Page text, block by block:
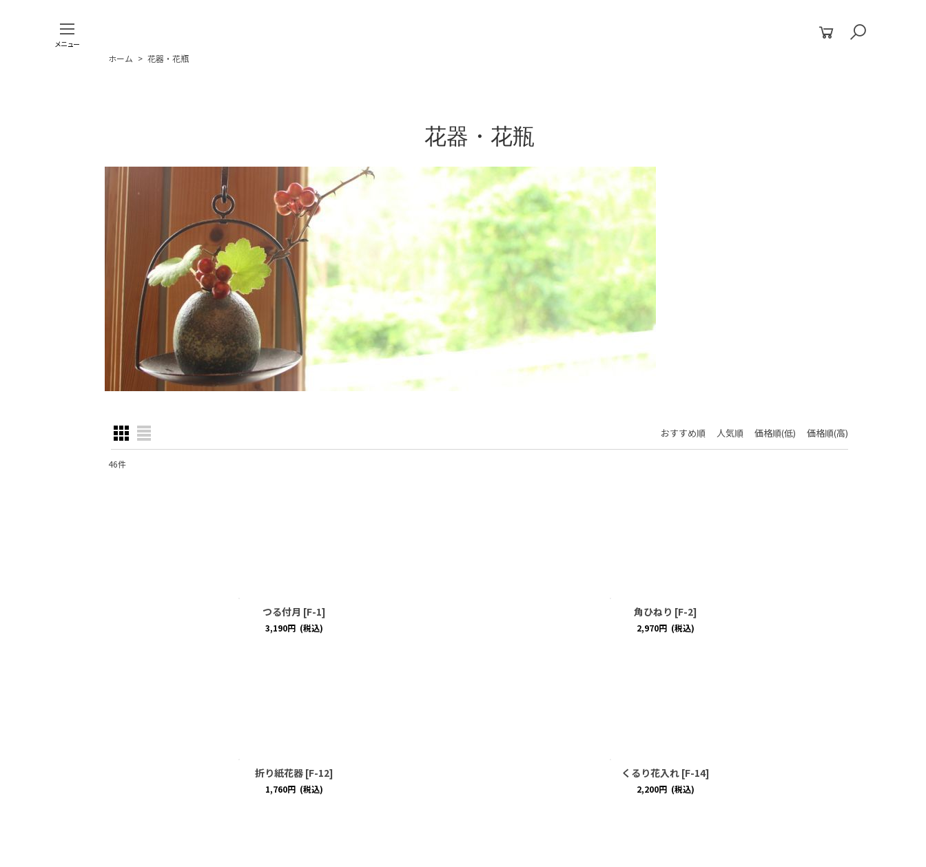
メニュー
ホーム > 花器・花瓶
花器・花瓶
おすすめ順 人気順 価格順(低) 価格順(高)
閉じる
46件
つる付月 [F-1]
3,190円 (税込)
角ひねり [F-2]
2,970円 (税込)
折り紙花器 [F-12]
1,760円 (税込)
くるり花入れ [F-14]
2,200円 (税込)